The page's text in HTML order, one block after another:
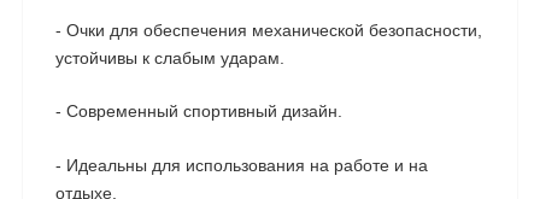
- Очки для обеспечения механической безопасности,
устойчивы к слабым ударам.
- Современный спортивный дизайн.
- Идеальны для использования на работе и на
отдыхе.